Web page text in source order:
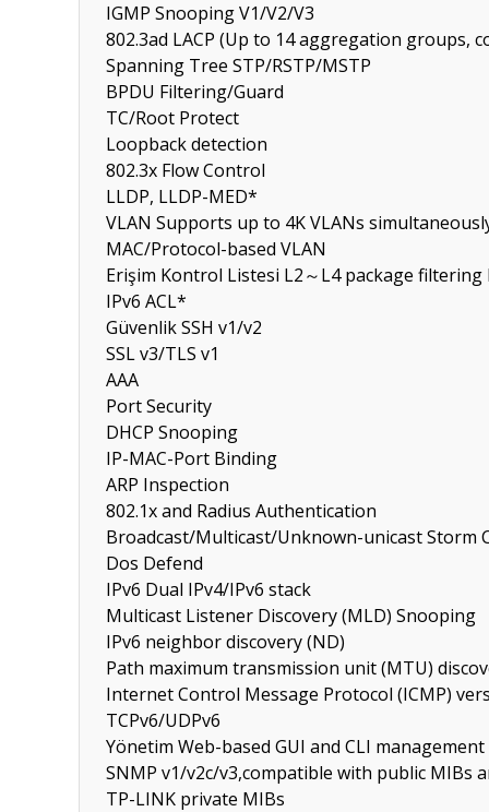
IGMP Snooping V1/V2/V3
802.3ad LACP (Up to 14 aggregation groups,
Spanning Tree STP/RSTP/MSTP
BPDU Filtering/Guard
TC/Root Protect
Loopback detection
802.3x Flow Control
LLDP, LLDP-MED*
VLAN Supports up to 4K VLANs
MAC/Protocol-based VLAN
Erişim Kontrol Listesi L2～L4 package filtering
IPv6 ACL*
GüvenlikSSH v1/v2
SSL v3/TLS v1
AAA
Port Security
DHCP Snooping
IP-MAC-Port Binding
ARP Inspection
802.1x and Radius Authentication
Broadcast/Multicast/Unknown-unicast Storm
Dos Defend
IPv6 Dual IPv4/IPv6 stack
Multicast Listener Discovery (MLD) Snooping
IPv6 neighbor discovery (ND)
Path maximum transmission unit (MTU)
Internet Control Message Protocol (ICMP)
TCPv6/UDPv6
Yönetim Web-based GUI and CLI management
SNMP v1/v2c/v3,compatible with public MIBs
TP-LINK private MIBs